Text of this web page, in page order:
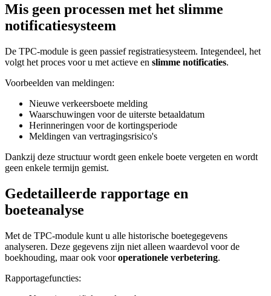
Mis geen processen met het slimme
notificatiesysteem
De TPC-module is geen passief registratiesysteem. Integendeel, het
volgt het proces voor u met actieve en slimme notificaties.
Voorbeelden van meldingen:
Nieuwe verkeersboete melding
Waarschuwingen voor de uiterste betaaldatum
Herinneringen voor de kortingsperiode
Meldingen van vertragingsrisico's
Dankzij deze structuur wordt geen enkele boete vergeten en wordt
geen enkele termijn gemist.
Gedetailleerde rapportage en
boeteanalyse
Met de TPC-module kunt u alle historische boetegegevens
analyseren. Deze gegevens zijn niet alleen waardevol voor de
boekhouding, maar ook vooroperationele verbetering.
Rapportagefuncties: